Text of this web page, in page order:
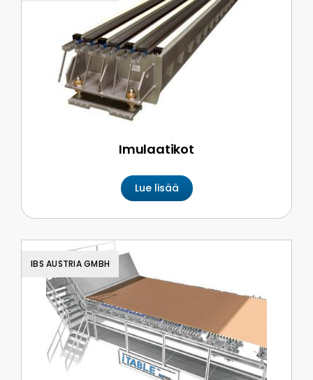
Imulaatikot
Lue lisää
IBS AUSTRIA GMBH